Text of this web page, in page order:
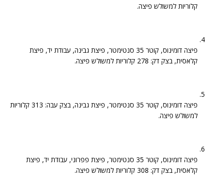
קלוריות למשולש פיצה.
פיצה דומינוס, קוטר 35 סנטימטר, פיצת גבינה, עבודת יד, פיצת
קלאסית, בצק דק: 278 קלוריות למשולש פיצה.
פיצה דומינוס, קוטר 35 סנטימטר, פיצת גבינה, בצק עבה: 313 קלוריות
למשולש פיצה.
פיצה דומינוס, קוטר 35 סנטימטר, פיצת פפרוני, עבודת יד, פיצת
קלאסית, בצק דק: 308 קלוריות למשולש פיצה.